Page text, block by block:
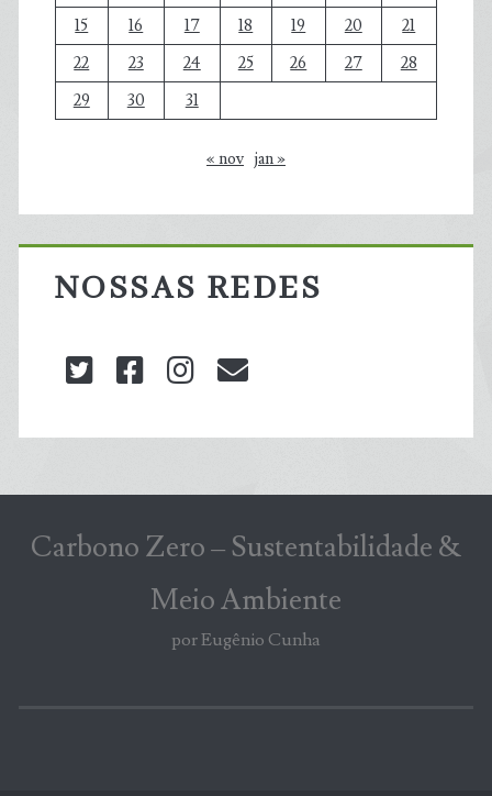
15
16 17 18 19 20
21
22
23 24 25 26 27
28
29
30 31
« nov jan »
NOSSAS REDES
twitterfacebookinstagram
Carbono Zero – Sustentabilidade &
Meio Ambiente
por Eugênio Cunha